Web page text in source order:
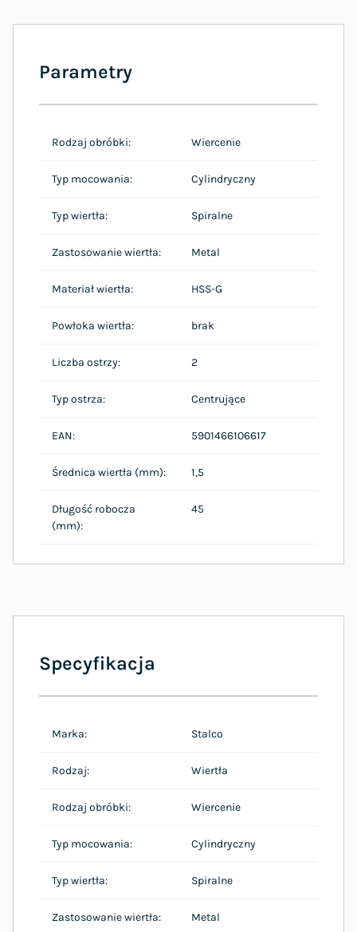
Parametry
Rodzaj obróbki: Wiercenie
Typ mocowania: Cylindryczny
Typ wiertła: Spiralne
Zastosowanie wiertła: Metal
Materiał wiertła: HSS-G
Powłoka wiertła: brak
Liczba ostrzy: 2
Typ ostrza: Centrujące
EAN: 5901466106617
Średnica wiertła (mm): 1,5
Długość robocza
(mm):
45
Specyfikacja
Marka: Stalco
Rodzaj: Wiertła
Rodzaj obróbki: Wiercenie
Typ mocowania: Cylindryczny
Typ wiertła: Spiralne
Zastosowanie wiertła: Metal